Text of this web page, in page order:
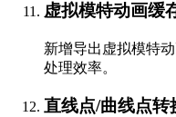
虚拟模特动画缓存
新增导出虚拟模特动
处理效率。
直线点/曲线点转换优